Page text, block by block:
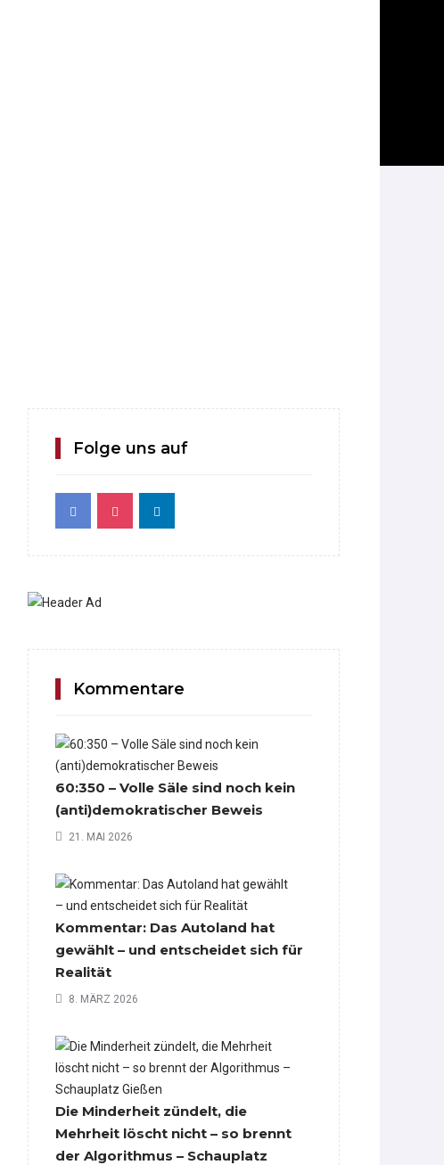
Folge uns auf
Kommentare
60:350 – Volle Säle sind noch kein
(anti)demokratischer Beweis
21. MAI 2026
Kommentar: Das Autoland hat
gewählt – und entscheidet sich für
Realität
8. MÄRZ 2026
Die Minderheit zündelt, die
Mehrheit löscht nicht – so brennt
der Algorithmus – Schauplatz